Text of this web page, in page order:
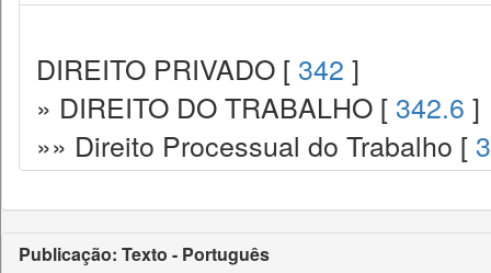
DIREITO PRIVADO [ 342 ]
» DIREITO DO TRABALHO [ 342.6 ]
»» Direito Processual do Trabalho [
Publicação: Texto - Português